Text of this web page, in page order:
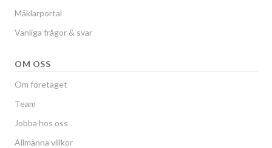
Mäklarportal
Vanliga frågor & svar
OM OSS
Om företaget
Team
Jobba hos oss
Allmänna villkor